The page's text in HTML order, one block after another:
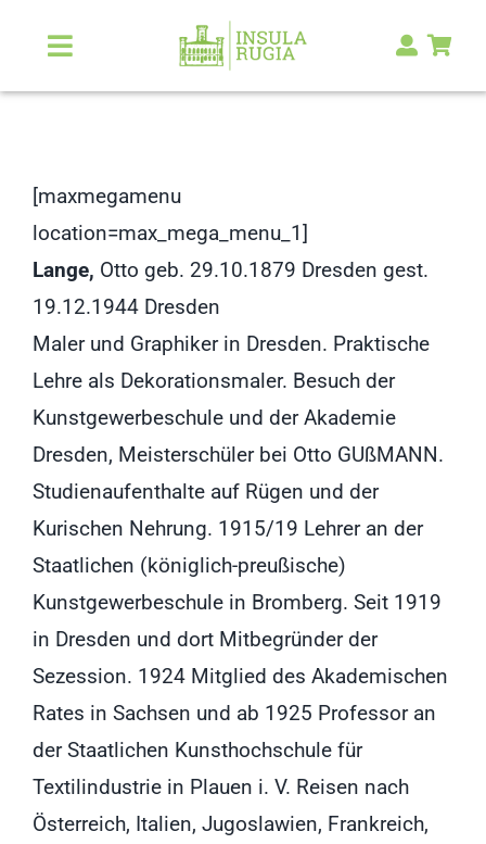
Inhalt
springen
Toggle
Navigation
RUGIA Shop
[maxmegamenu
location=max_mega_menu_1]
Lange, Otto geb. 29.10.1879 Dresden gest.
19.12.1944 Dresden
Maler und Graphiker in Dresden. Praktische
Lehre als Dekorationsmaler. Besuch der
Kunstgewerbeschule und der Akademie
Dresden, Meisterschüler bei Otto GUßMANN.
Studienaufenthalte auf Rügen und der
Kurischen Nehrung. 1915/19 Lehrer an der
Staatlichen (königlich-preußische)
Kunstgewerbeschule in Bromberg. Seit 1919
in Dresden und dort Mitbegründer der
Sezession. 1924 Mitglied des Akademischen
Rates in Sachsen und ab 1925 Professor an
der Staatlichen Kunsthochschule für
Textilindustrie in Plauen i. V. Reisen nach
Österreich, Italien, Jugoslawien, Frankreich,